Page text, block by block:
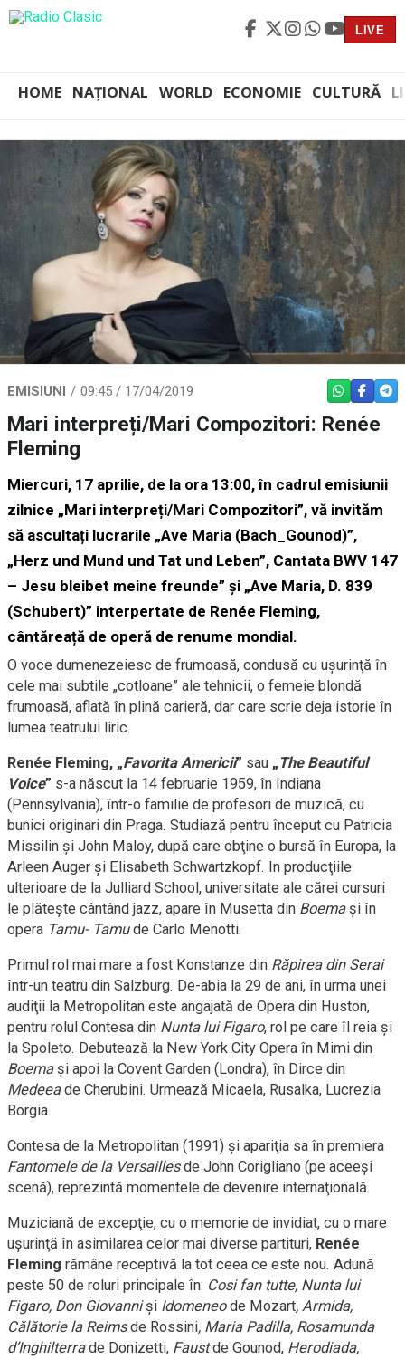
LIVE
HOME NAȚIONAL WORLD ECONOMIE CULTURĂ
EMISIUNI 09:45 / 17/04/2019 WHATSAPP
Mari interpreți/Mari Compozitori: Renée
Fleming
Miercuri, 17 aprilie, de la ora 13:00, în cadrul emisiunii
zilnice „Mari interpreți/Mari Compozitori”, vă invităm
să ascultați lucrarile „Ave Maria (Bach_Gounod)”,
„Herz und Mund und Tat und Leben”, Cantata BWV 147
– Jesu bleibet meine freunde” şi „Ave Maria, D. 839
(Schubert)” interpertate de Renée Fleming,
cântăreață de operă de renume mondial.
O voce dumenezeiesc de frumoasă, condusă cu uşurinţă în
cele mai subtile „cotloane” ale tehnicii, o femeie blondă
frumoasă, aflată în plină carieră, dar care scrie deja istorie în
lumea teatrului liric.
Renée Fleming, „Favorita Americii” sau „ The Beautiful
Voice” s-a născut la 14 februarie 1959, în Indiana
(Pennsylvania), într-o familie de profesori de muzică, cu
bunici originari din Praga. Studiază pentru început cu Patricia
Missilin şi John Maloy, după care obţine o bursă în Europa, la
Arleen Auger şi Elisabeth Schwartzkopf. In producţiile
ulterioare de la Julliard School, universitate ale cărei cursuri
le plăteşte cântând jazz, apare în Musetta din Boemaşi în
opera Tamu- Tamude Carlo Menotti.
Primul rol mai mare a fost Konstanze din Răpirea din Serai
într-un teatru din Salzburg. De-abia la 29 de ani, în urma unei
audiţii la Metropolitan este angajată de Opera din Huston,
pentru rolul Contesa din Nunta lui Figaro, rol pe care îl reia şi
la Spoleto. Debutează la New York City Opera în Mimi din
Boemaşi apoi la Covent Garden (Londra), în Dirce din
Medeeade Cherubini. Urmează Micaela, Rusalka, Lucrezia
Borgia.
Contesa de la Metropolitan (1991) şi apariţia sa în premiera
Fantomele de la Versaillesde John Corigliano (pe aceeşi
scenă), reprezintă momentele de devenire internaţională.
Muziciană de excepţie, cu o memorie de invidiat, cu o mare
uşurinţă în asimilarea celor mai diverse partituri, Renée
Fleming rămâne receptivă la tot ceea ce este nou. Adună
peste 50 de roluri principale în: Cosi fan tutte, Nunta lui
Figaro, Don Giovannişi Idomeneode Mozart, Armida,
Călătorie la Reimsde Rossini, Maria Padilla, Rosamunda
d’Inghilterrade Donizetti, Faustde Gounod, Herodiada,